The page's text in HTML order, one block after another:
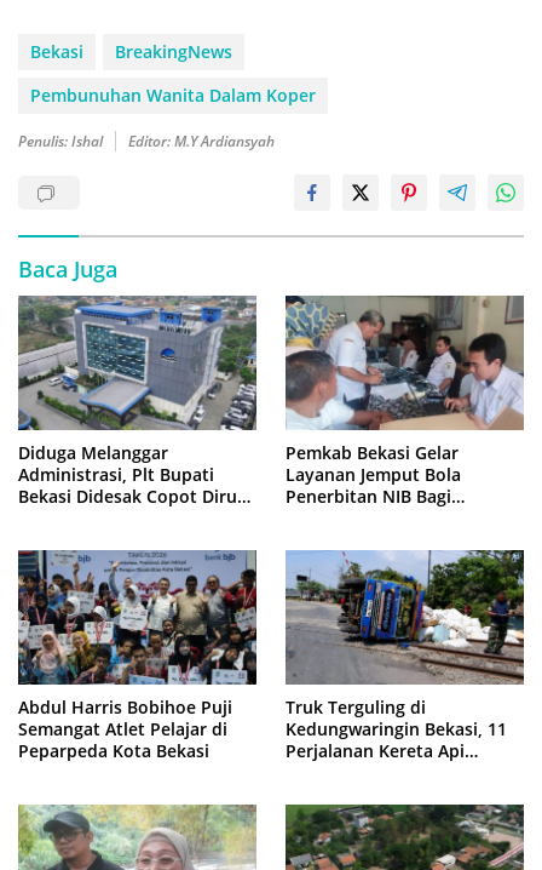
Bekasi
BreakingNews
Pembunuhan Wanita Dalam Koper
Penulis: Ishal Editor: M.Y Ardiansyah
Baca Juga
Diduga Melanggar
Administrasi, Plt Bupati
Bekasi Didesak Copot Dirum
Pemkab Bekasi Gelar
Layanan Jemput Bola
Penerbitan NIB Bagi
Abdul Harris Bobihoe Puji
Semangat Atlet Pelajar di
Peparpeda Kota Bekasi
Truk Terguling di
Kedungwaringin Bekasi, 11
Perjalanan Kereta Api